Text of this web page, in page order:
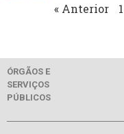
« Anterior 1
ÓRGÃOS E
SERVIÇOS
PÚBLICOS